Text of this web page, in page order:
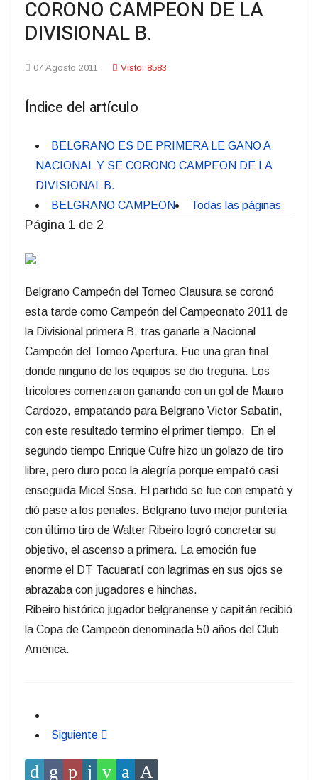
CORONO CAMPEON DE LA
DIVISIONAL B.
07 Agosto 2011 Visto: 8583
Índice del artículo
BELGRANO ES DE PRIMERA LE GANO A
NACIONAL Y SE CORONO CAMPEON DE LA
DIVISIONAL B.
BELGRANO CAMPEON
Todas las páginas
Página 1 de 2
Belgrano Campeón del Torneo Clausura se coronó
esta tarde como Campeón del Campeonato 2011 de
la Divisional primera B, tras ganarle a Nacional
Campeón del Torneo Apertura. Fue una gran final
donde ninguno de los equipos se dio treguna. Los
tricolores comenzaron ganando con un gol de Mauro
Cardozo, empatando para Belgrano Victor Sabatin,
con este resultado termino el primer tiempo. En el
segundo tiempo Enrique Cufre hizo un golazo de tiro
libre, pero duro poco la alegría porque empató casi
enseguida Micel Sosa. El partido se fue con empató y
dió pase a los penales. Belgrano tuvo mejor puntería
con último tiro de Walter Ribeiro logró concretar su
objetivo, el ascenso a primera. La emoción fue
enorme el DT Tacuaratí con lagrimas en sus ojos se
abrazaba con jugadores e hinchas.
Ribeiro histórico jugador belgranense y capitán recibió
la Copa de Campeón denominada 50 años del Club
América.
Siguiente